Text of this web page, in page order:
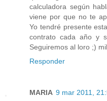
calculadora según
viene por que no te
Yo tendré presente
contrato cada año y
Seguiremos al loro ;)
Responder
MARIA 9 mar 2011,